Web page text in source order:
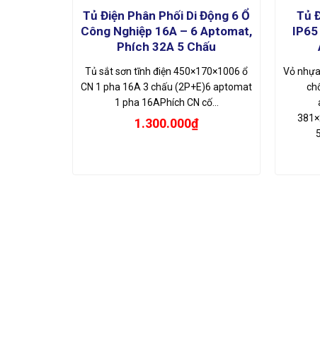
Tủ Điện Phân Phối Di Động 6 Ổ
Công Nghiệp 16A – 6 Aptomat,
Phích 32A 5 Chấu
Tủ sắt sơn tĩnh điện 450×170×1006 ổ
CN 1 pha 16A 3 chấu (2P+E)6 aptomat
1 pha 16APhích CN cố…
1.300.000₫
Tủ
Vỏ